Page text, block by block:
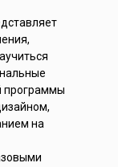
программы
на